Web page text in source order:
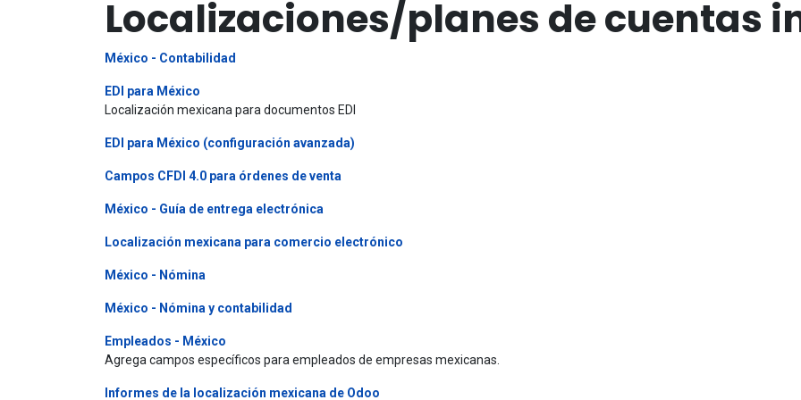
Localizaciones/planes de cuentas
México - Contabilidad
EDI para México
Localización mexicana para documentos EDI
EDI para México (configuración avanzada)
Campos CFDI 4.0 para órdenes de venta
México - Guía de entrega electrónica
Localización mexicana para comercio electrónico
México - Nómina
México - Nómina y contabilidad
Empleados - México
Agrega campos específicos para empleados de empresas mexicanas.
Informes de la localización mexicana de Odoo